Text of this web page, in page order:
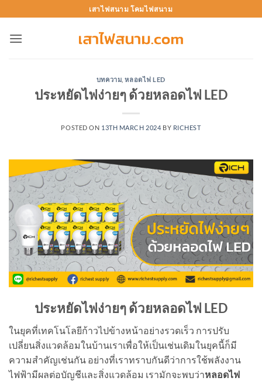
to
content
เสาไฟสนาม โคมไฟสนาม
บทความ ,หลอดไฟ LED
ประหยัดไฟง่ายๆ ด้วยหลอดไฟ LED
POSTED ON 13TH MARCH 2024 BY RICHEST
ประหยัดไฟง่ายๆ ด้วยหลอดไฟ LED
ในยุคที่เทคโนโลยีก้าวไปข้างหน้าอย่างรวดเร็ว การปรับ
เปลี่ยนสิ่งแวดล้อมในบ้านเราเพื่อให้เป็นเช่นเดิมในยุคนี้ก็มี
ความสำคัญเช่นกัน อย่างที่เราทราบกันดีว่าการใช้พลังงาน
ไฟฟ้ามีผลต่อบัญชีและสิ่งแวดล้อม เรามักจะพบว่าหลอดไฟ